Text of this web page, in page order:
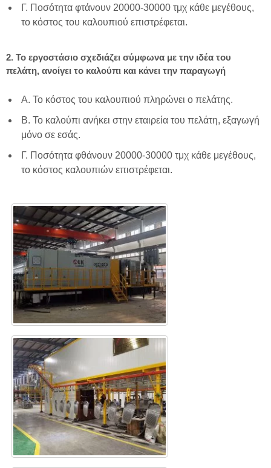
Γ. Ποσότητα φτάνουν 20000-30000 τμχ κάθε μεγέθους,
το κόστος του καλουπιού επιστρέφεται.
2. Το εργοστάσιο σχεδιάζει σύμφωνα με την ιδέα του
πελάτη, ανοίγει το καλούπι και κάνει την παραγωγή
Α. Το κόστος του καλουπιού πληρώνει ο πελάτης.
Β. Το καλούπι ανήκει στην εταιρεία του πελάτη, εξαγωγή
μόνο σε εσάς.
Γ. Ποσότητα φθάνουν 20000-30000 τμχ κάθε μεγέθους,
το κόστος καλουπιών επιστρέφεται.